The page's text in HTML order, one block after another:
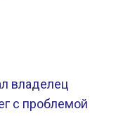
владелец
с проблемой